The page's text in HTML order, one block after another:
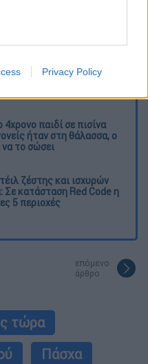
Privacy Policy
στον Λευκό Οίκο: Τι
του Αμπντούλ Ελ-Σαγέντ
σχιζοφρενής, εμμονικός,
τον αντάμωσε η δόξα –
παιδί σε πισίνα
ήταν στη θάλασσα, ο
το σώσει
ζέστης και ισχυρών
Σε κατάσταση Red Code η
5 περιοχές
επόμενο
άρθρο
τώρα
Πάσχα